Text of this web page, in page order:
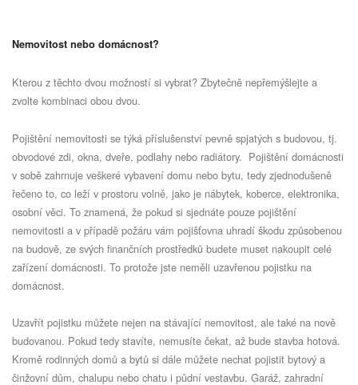
Nemovitost nebo domácnost?
Kterou z těchto dvou možností si vybrat? Zbytečně nepřemýšlejte a
zvolte kombinaci obou dvou.
Pojištění nemovitosti se týká příslušenství pevně spjatých s budovou, tj.
obvodové zdi, okna, dveře, podlahy nebo radiátory. Pojištění domácnosti
v sobě zahrnuje veškeré vybavení domu nebo bytu, tedy zjednodušeně
řečeno to, co leží v prostoru volně, jako je nábytek, koberce, elektronika,
osobní věci. To znamená, že pokud si sjednáte pouze pojištění
nemovitosti a v případě požáru vám pojišťovna uhradí škodu způsobenou
na budově, ze svých finančních prostředků budete muset nakoupit celé
zařízení domácnosti. To protože jste neměli uzavřenou pojistku na
domácnost.
Uzavřít pojistku můžete nejen na stávající nemovitost, ale také na nově
budovanou. Pokud tedy stavíte, nemusíte čekat, až bude stavba hotová.
Kromě rodinných domů a bytů si dále můžete nechat pojistit bytový a
činžovní dům, chalupu nebo chatu i půdní vestavbu. Garáž, zahradní